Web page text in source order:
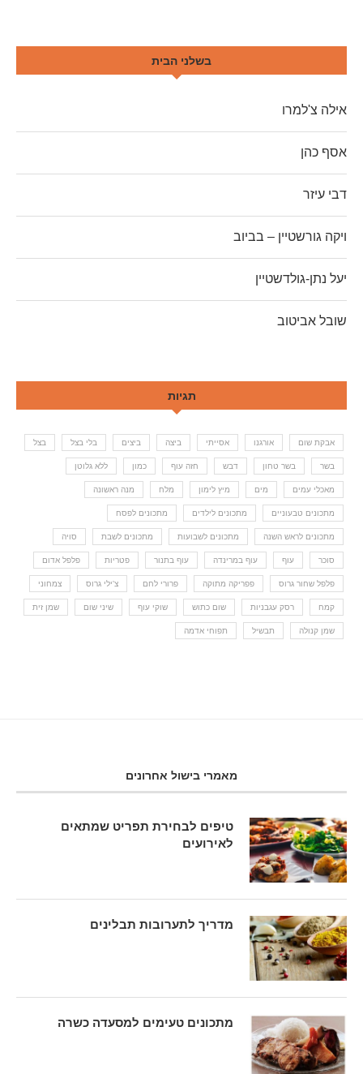
בשלני הבית
אילה צ'למרו
אסף כהן
דבי עיזר
ויקה גורשטיין – בביוב
יעל נתן-גולדשטיין
שובל אביטוב
תגיות
אבקת שום אורגנו אסייתי ביצה ביצים בלי בצל בצל
בשר בשר טחון דבש חזה עוף כמון ללא גלוטן
מאכלי עמים מים מיץ לימון מלח מנה ראשונה
מתכונים טבעוניים מתכונים לילדים מתכונים לפסח
מתכונים לראש השנה מתכונים לשבועות מתכונים לשבת סויה
סוכר עוף עוף במרינדה עוף בתנור פטריות פלפל אדום
פלפל שחור גרוס פפריקה מתוקה פרורי לחם צ'ילי גרוס צמחוני
קמח רסק עגבניות שום כתוש שוקי עוף שיני שום שמן זית
שמן קנולה תבשיל תפוחי אדמה
מאמרי בישול אחרונים
טיפים לבחירת תפריט שמתאים
לאירועים
מדריך לתערובות תבלינים
מתכונים טעימים למסעדה כשרה